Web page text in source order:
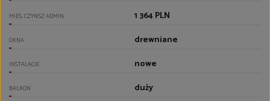
MIES. CZYNSZ ADMIN. 1 364 PLN
OKNA drewniane
INSTALACJE nowe
BALKON duży